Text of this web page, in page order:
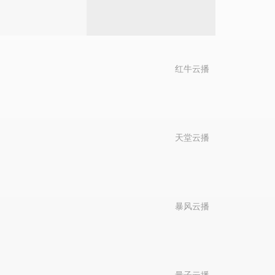
红牛云播
天堂云播
暴风云播